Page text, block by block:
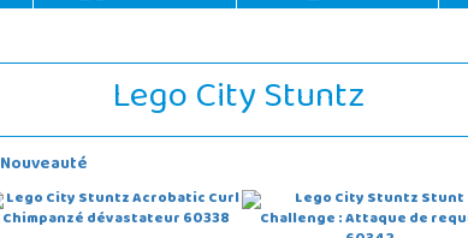
Lego City Stuntz
Nouveauté